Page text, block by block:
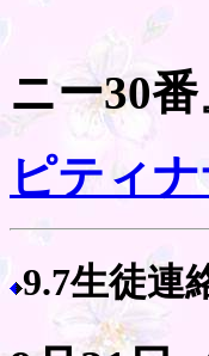
『バ
ニー30番
ピティ
9.7生徒連